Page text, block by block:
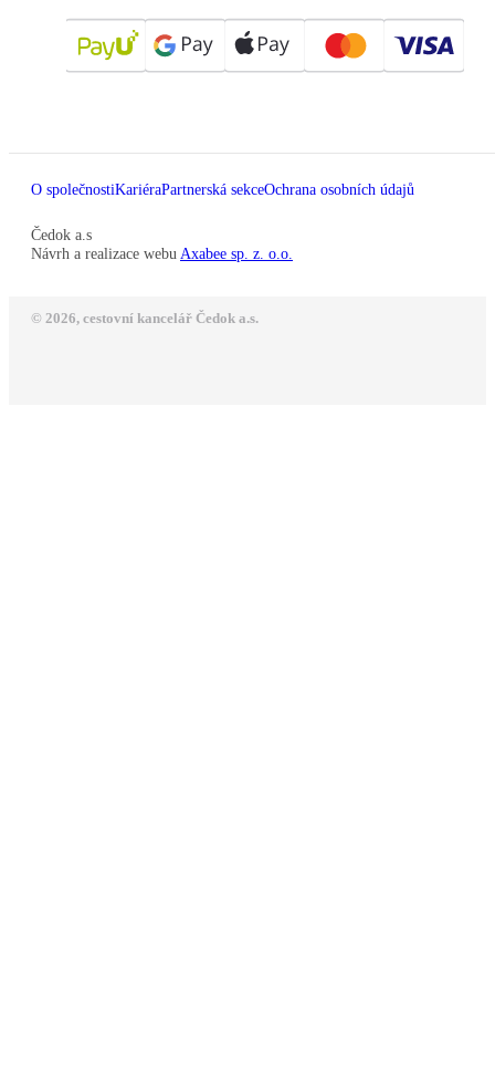
O společnostiKariéraPartnerská sekceOchrana osobních údajů
Čedok a.s
Návrh a realizace webu Axabee sp. z. o.o.
© 2026, cestovní kancelář Čedok a.s.